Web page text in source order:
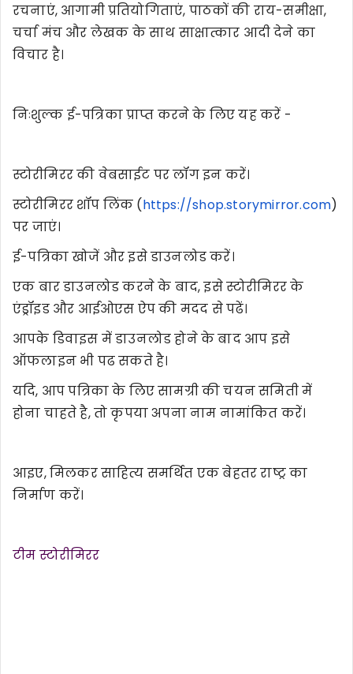
रचनाएं, आगामी प्रतियोगिताएं, पाठकों की राय-समीक्षा,
चर्चा मंच और लेखक के साथ साक्षात्कार आदी देने का
विचार है।
निःशुल्क ई-पत्रिका प्राप्त करने के लिए यह करें -
स्टोरीमिरर की वेबसाईट पर लॉग इन करें।
स्टोरीमिरर शॉप लिंक (https://shop.storymirror.com)
पर जाएं।
ई-पत्रिका खोजें और इसे डाउनलोड करें।
एक बार डाउनलोड करने के बाद, इसे स्टोरीमिरर के
एंड्रॉइड और आईओएस ऐप की मदद से पढें।
आपके डिवाइस में डाउनलोड होने के बाद आप इसे
ऑफलाइन भी पढ सकते है।
यदि, आप पत्रिका के लिए सामग्री की चयन समिती में
होना चाहते है, तो कृपया अपना नाम नामांकित करें।
आइए, मिलकर साहित्य समर्थित एक बेहतर राष्ट्र का
निर्माण करें।
टीम स्टोरीमिरर